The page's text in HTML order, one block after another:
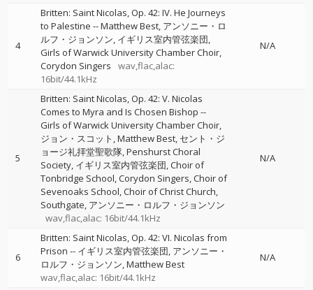
4
Britten: Saint Nicolas, Op. 42: IV. He Journeys
to Palestine --Matthew Best アンソニー・ロ
ルフ・ジョンソン イギリス室内管弦楽団
Girls of Warwick University Chamber Choir
Corydon Singers
wav,flac,alac:
16bit/44.1kHz
N/A
5
Britten: Saint Nicolas, Op. 42: V. Nicolas
Comes to Myra and Is Chosen Bishop --
Girls of Warwick University Chamber Choir
ジョン・スコット Matthew Best セント・ジ
ョージ礼拝堂聖歌隊 Penshurst Choral
Society イギリス室内管弦楽団 Choir of
Tonbridge School Corydon Singers Choir of
Sevenoaks School Choir of Christ Church,
Southgate アンソニー・ロルフ・ジョンソン
wav,flac,alac: 16bit/44.1kHz
N/A
6
Britten: Saint Nicolas, Op. 42: VI. Nicolas from
Prison -- イギリス室内管弦楽団 アンソニー・
ロルフ・ジョンソン Matthew Best
wav,flac,alac: 16bit/44.1kHz
N/A